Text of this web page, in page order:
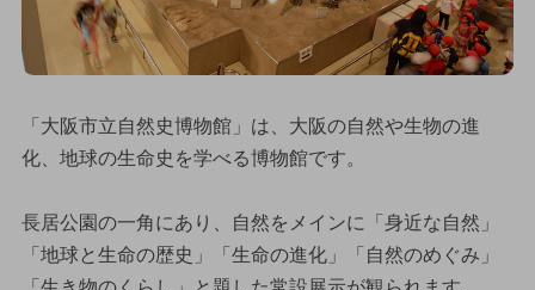
「大阪市立自然史博物館」は、大阪の自然や生物の進
化、地球の生命史を学べる博物館です。
長居公園の一角にあり、自然をメインに「身近な自然」
「地球と生命の歴史」「生命の進化」「自然のめぐみ」